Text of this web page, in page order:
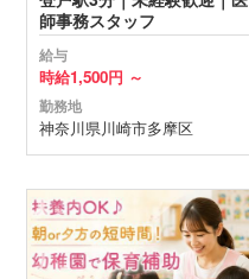
師事務スタッフ
給与
時給1,500円 ～
勤務地
神奈川県川崎市多摩区